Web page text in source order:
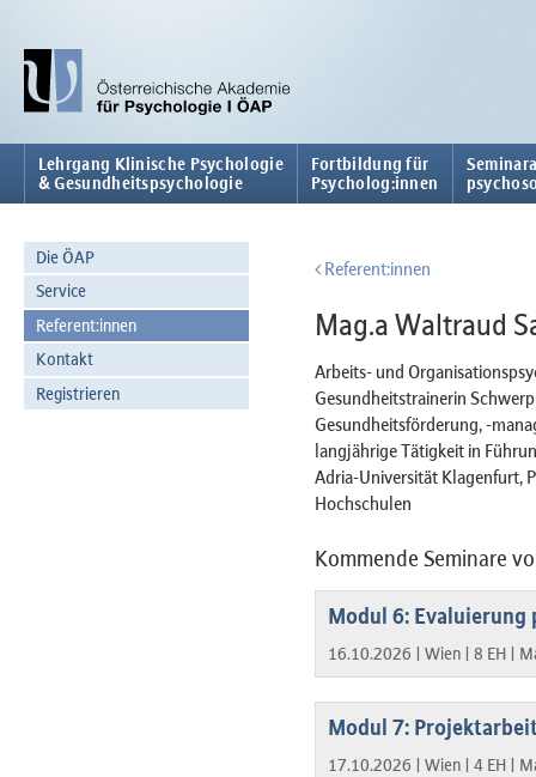
Lehrgang Klinische Psychologie
& Gesundheitspsychologie
Fortbildung für
Psycholog:innen
Die ÖAP
Service
Referent:innen
Kontakt
Registrieren
Referent:innen
Mag.a Waltraud
Arbeits- und
Gesundheitstrainerin
Gesundheitsförderung, -
langjährige Tätigkeit in
Adria-Universität Klagenfurt,
Hochschulen
Kommende Seminare
Modul 6: Evaluierung
16.10.2026 | Wien | 8 EH |
Modul 7:
17.10.2026 | Wien | 4 EH |